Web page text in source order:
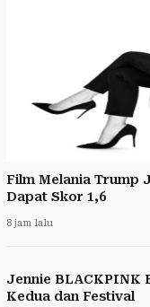
Film Melania Trump
Dapat Skor 1,6
8 jam lalu
Jennie BLACKPINK
Kedua dan Festival